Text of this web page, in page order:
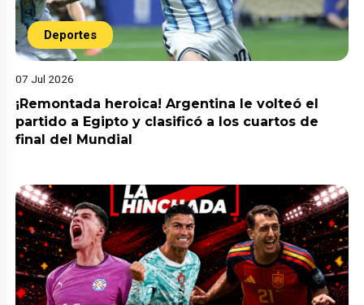
Deportes
07 Jul 2026
¡Remontada heroica! Argentina le volteó el
partido a Egipto y clasificó a los cuartos de
final del Mundial